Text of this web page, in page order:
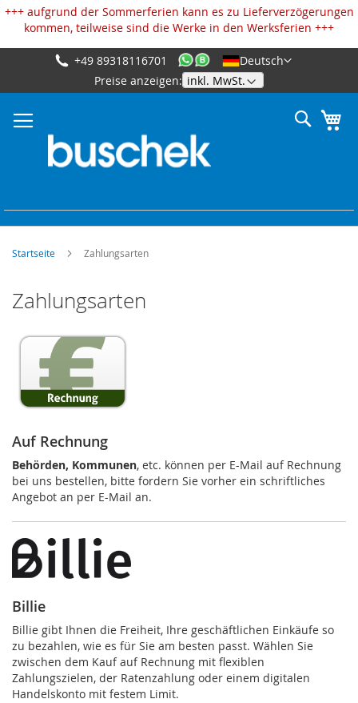
+++ aufgrund der Sommerferien kann es zu Lieferverzögerungen
kommen, teilweise sind die Werke in den Werksferien +++
Zum
Inhalt
Deutsch
Preise anzeigen:
+49 89318116701
Suche
Startseite Zahlungsarten
Zahlungsarten
Auf Rechnung
Behörden, Kommunen, etc. können per E-Mail auf Rechnung
bei uns bestellen, bitte fordern Sie vorher ein schriftliches
Angebot an per E-Mail an.
Billie
Billie gibt Ihnen die Freiheit, Ihre geschäftlichen Einkäufe so
zu bezahlen, wie es für Sie am besten passt. Wählen Sie
zwischen dem Kauf auf Rechnung mit flexiblen
Zahlungszielen, der Ratenzahlung oder einem digitalen
Handelskonto mit festem Limit.
Cookie-Einstellungen